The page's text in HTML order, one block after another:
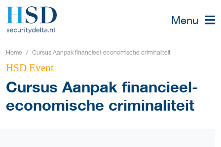
Menu
Home Cursus Aanpak financieel-economische criminaliteit
HSD Event
Cursus Aanpak financieel-
economische criminaliteit